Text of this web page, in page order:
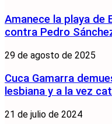
Amanece la playa de
contra Pedro
29 de agosto de 2025
Cuca Gamarra
lesbiana y a la vez
21 de julio de 2024